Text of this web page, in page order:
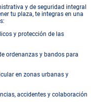
y de seguridad integral
tu plaza, te integras en una
y protección de las
ordenanzas y bandos para
en zonas urbanas y
accidentes y colaboración